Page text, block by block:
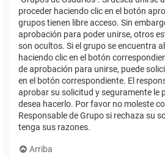
proceder haciendo clic en el botón
grupos tienen libre acceso. Sin
aprobación para poder unirse, otros
son ocultos. Si el grupo se encuentra
haciendo clic en el botón
de aprobación para unirse, puede
en el botón correspondiente. El
aprobar su solicitud y seguramente le
desea hacerlo. Por favor no moleste
Responsable de Grupo si rechaza su
tenga sus razones.
Arriba